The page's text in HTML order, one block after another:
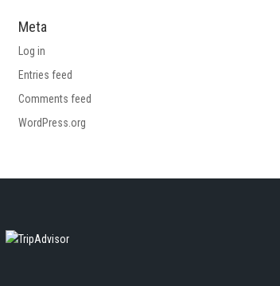
Meta
Log in
Entries feed
Comments feed
WordPress.org